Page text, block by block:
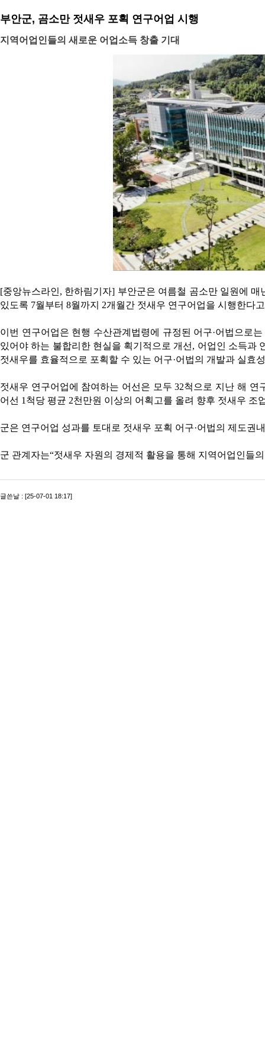
부안군, 곰소만 젓새우 포획 연구어업 시행
지역어업인들의 새로운 어업소득 창출 기대
[중앙뉴스라인, 한하림기자] 부안군은 여름철 곰소만 일원에
있도록 7월부터 8월까지 2개월간 젓새우 연구어업을 시행한다
이번 연구어업은 현행 수산관계법령에 규정된 어구·어법으로
있어야 하는 불합리한 현실을 획기적으로 개선, 어업인 소득과
젓새우를 효율적으로 포획할 수 있는 어구·어법의 개발과 실효
젓새우 연구어업에 참여하는 어선은 모두 32척으로 지난 해
어선 1척당 평균 2천만원 이상의 어획고를 올려 향후 젓새우 조
군은 연구어업 성과를 토대로 젓새우 포획 어구·어법의 제도권
군 관계자는“젓새우 자원의 경제적 활용을 통해 지역어업인들
글쓴날 : [25-07-01 18:17]